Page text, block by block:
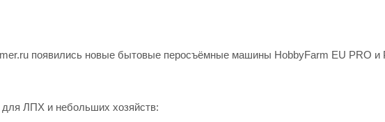
появились новые бытовые перосъёмные машины HobbyFarm EU PRO и
ЛПХ и небольших хозяйств: